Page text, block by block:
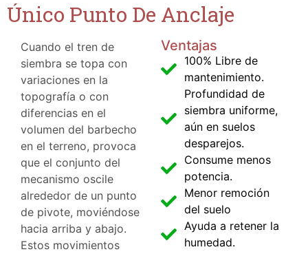
Único Punto De Anclaje
Cuando el tren de
siembra se topa con
variaciones en la
topografía o con
diferencias en el
volumen del barbecho
en el terreno, provoca
que el conjunto del
mecanismo oscile
alrededor de un punto
de pivote, moviéndose
hacia arriba y abajo.
Estos movimientos
Ventajas
100% Libre de
mantenimiento.
Profundidad de
siembra uniforme,
aún en suelos
desparejos.
Consume menos
potencia.
Menor remoción
del suelo
Ayuda a retener la
humedad.